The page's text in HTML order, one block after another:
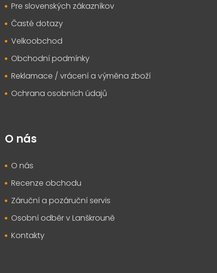
Pre slovenských zákazníkov
Časté dotazy
Velkoobchod
Obchodní podmínky
Reklamace / vrácení a výměna zboží
Ochrana osobních údajů
O nás
O nás
Recenze obchodu
Záruční a pozáruční servis
Osobní odběr v Lanškrouně
Kontakty